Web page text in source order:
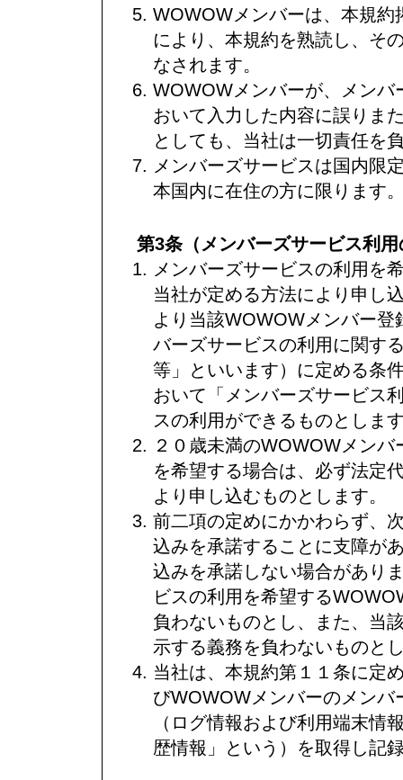
WOWOWメンバーは、本規
により、本規約を熟読し、そ
なされます。
WOWOWメンバーが、メン
おいて入力した内容に誤りま
としても、当社は一切責任を
メンバーズサービスは国内限
本国内に在住の方に限ります
第3条（メンバーズサービス利
メンバーズサービスの利用を
当社が定める方法により申し
より当該WOWOWメンバー
バーズサービスの利用に関す
等」といいます）に定める条
おいて「メンバーズサービス
スの利用ができるものとしま
２０歳未満のWOWOWメン
を希望する場合は、必ず法定
より申し込むものとします。
前二項の定めにかかわらず、
込みを承諾することに支障が
込みを承諾しない場合があり
ビスの利用を希望する
負わないものとし、また、当
示する義務を負わないものと
当社は、本規約第１１条に定
びWOWOWメンバーのメン
（ログ情報および利用端末情
歴情報」という）を取得し記